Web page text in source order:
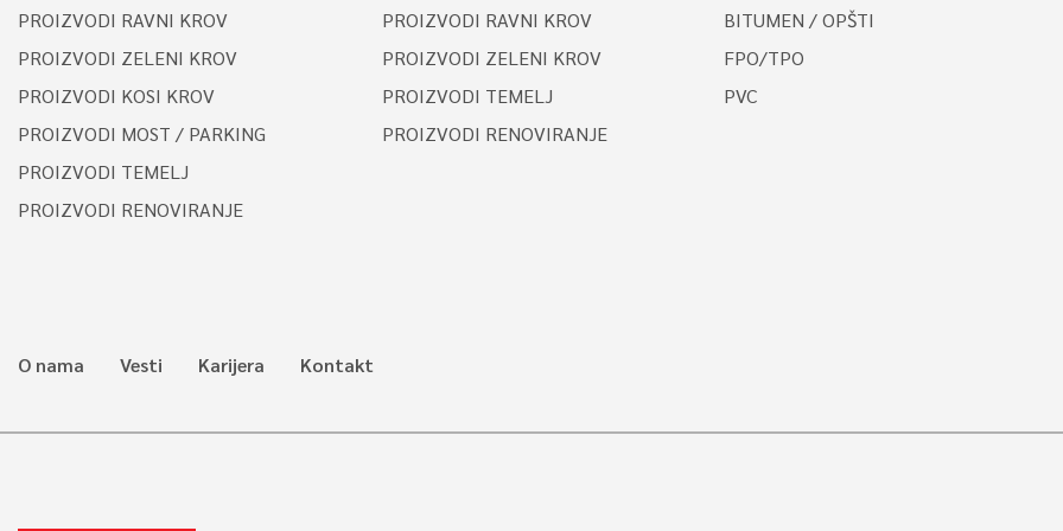
PROIZVODI RAVNI KROV
PROIZVODI ZELENI KROV
PROIZVODI KOSI KROV
PROIZVODI MOST / PARKING
PROIZVODI TEMELJ
PROIZVODI RENOVIRANJE
PROIZVODI RAVNI KROV
PROIZVODI ZELENI KROV
PROIZVODI TEMELJ
PROIZVODI RENOVIRANJE
BITUMEN / OPŠTI
FPO/TPO
PVC
O nama Vesti Karijera Kontakt